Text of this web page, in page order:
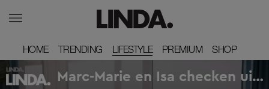
HOME
HOME TRENDING
TRENDING LIFESTYLE PREMIUM
PREMIUM SHOP
SHOP